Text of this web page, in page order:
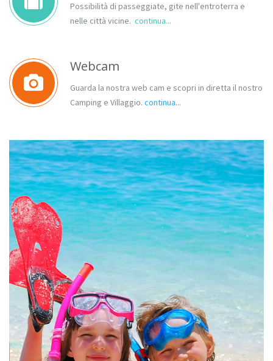
Possibilità di passeggiate, gite nell'entroterra e
nelle città vicine. continua...
Webcam
Guarda la nostra web cam e scopri in diretta il nostro
Camping e Villaggio. continua...